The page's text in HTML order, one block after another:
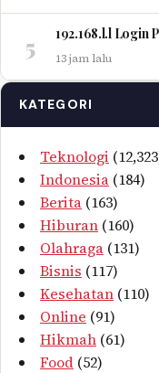
5 192.168.l.l Login
13 jam lalu
KATEGORI
Teknologi
Indonesia (184)
Berita (163)
Hiburan (160)
Olahraga (131)
Bisnis (117)
Kesehatan (110)
Online (91)
Hikmah (61)
Food (52)